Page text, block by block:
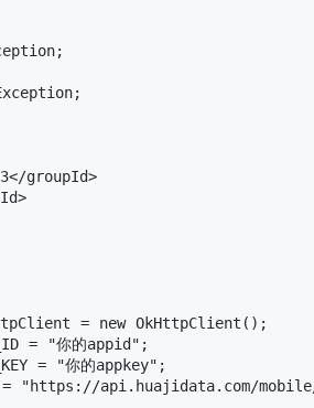
groupId>
= new OkHttpClient();
= "你的appid";
= "你的appkey";
"https://api.huajidata.com/